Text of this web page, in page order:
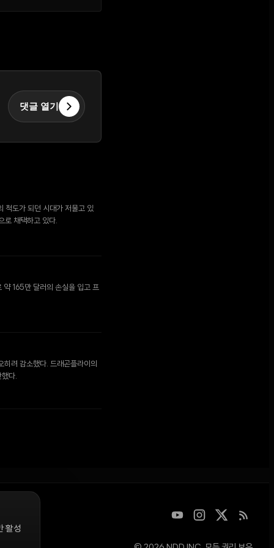
댓글 열기
척도가 되던 시대가 저물고 있
로 채택하고 있다.
165만 달러의 손실을 입고 프
려 감소했다. 드래곤플라이의
다.
활성